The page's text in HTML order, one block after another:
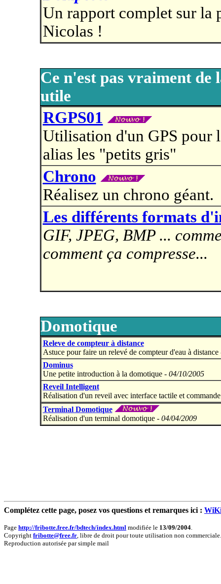
Un rapport complet sur la
Nicolas !
Ce n'est pas vraiment de
utile
RGPS01
Utilisation d'un GPS pour
alias les "petits gris"
Chrono
Réalisez un chrono géant.
Les différents formats
GIF, JPEG, BMP ...
comment ça compresse...
Domotique
Releve de compteur à distance
Astuce pour faire un relevé de compteur d'eau à distance
Dominus
Une petite introduction à la domotique - 04/10/2005
Reveil Intelligent
Réalisation d'un reveil avec interface tactile et
Terminal Domotique
Réalisation d'un terminal domotique - 04/04/2009
Complétez cette page, posez vos questions et remarques ici :
Page http://fribotte.free.fr/bdtech/index.html modifiée le 13/09/2004.
Copyright fribotte@free.fr, libre de droit pour toute utilisation non commerciale.
Reproduction autorisée par simple mail